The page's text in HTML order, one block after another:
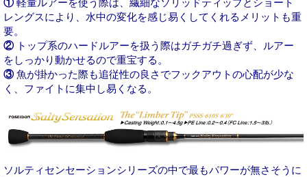
①軽量ルアーを使う際は、繊細なソリッドティップとショート
レングスにより、水中の変化を感じ易くしてくれるメリットも重
要。
②トップ系のハードルアーを扱う際はガチガチ過ぎず、 ルアー
をしっかり動かせるので重宝する。
③魚が掛かった際も追従性の良さでフックアウトの心配が少な
く 、ファイトに集中し易くなる。
ソルティセンセーションシリーズの中で最もパワーが無さそうに